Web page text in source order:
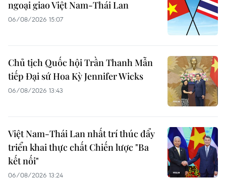
ngoại giao Việt Nam-Thái Lan
06/08/2026 15:07
Chủ tịch Quốc hội Trần Thanh Mẫn
tiếp Đại sứ Hoa Kỳ Jennifer Wicks
06/08/2026 13:43
Việt Nam-Thái Lan nhất trí thúc đẩy
triển khai thực chất Chiến lược "Ba
kết nối"
06/08/2026 13:24